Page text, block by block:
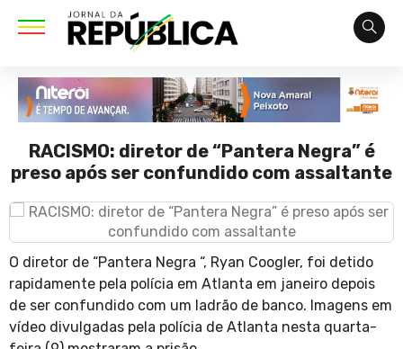
RACISMO: diretor de “Pantera Negra” é
preso após ser confundido com assaltante
O diretor de “Pantera Negra “, Ryan Coogler, foi detido
rapidamente pela polícia em Atlanta em janeiro depois
de ser confundido com um ladrão de banco. Imagens em
vídeo divulgadas pela polícia de Atlanta nesta quarta-